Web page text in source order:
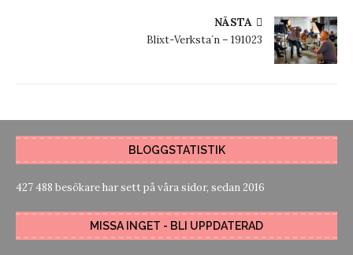
NÄSTA
Blixt-Verksta´n – 191023
BLOGGSTATISTIK
427 488 besökare har sett på våra sidor, sedan 2016
MISSA INGET - BLI UPPDATERAD